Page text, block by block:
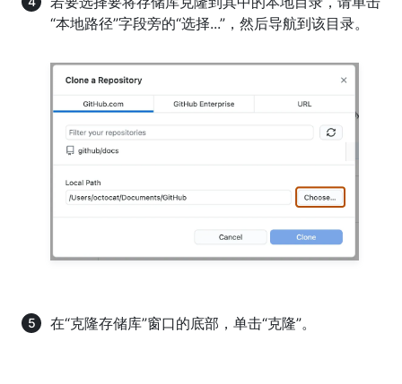
“本地路径”字段旁的“选择...”，然后导航到该目录。
在“克隆存储库”窗口的底部，单击“克隆”。